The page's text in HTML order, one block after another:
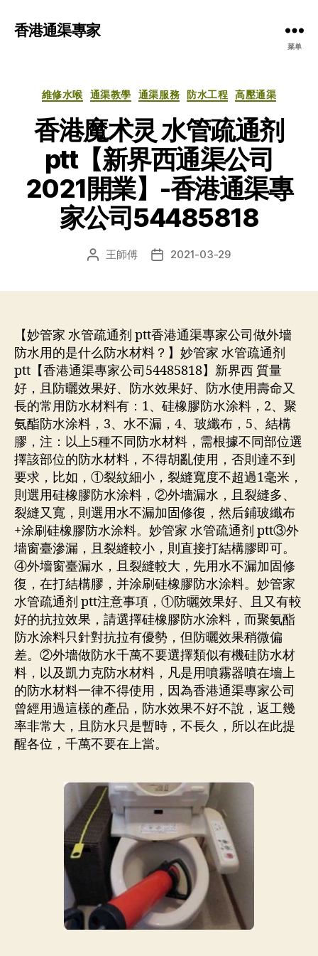
香港通渠專家
菜单
分
維修水喉 通渠教學 通渠服務 防水工程 高壓通渠
香港魔术灵 水管疏通剂
ptt【新界西通渠公司
2021開業】-香港通渠專
家公司54485818
文 王師傅
发 2021-03-29
【妙管家 水管疏通剂 ptt香港通渠專家公司做外墻
防水用的是什么防水材料？】妙管家 水管疏通剂
ptt【香港通渠專家公司54485818】新界西 質量
好，且防曬效果好、防水效果好、防水使用壽命又
長的常用防水材料有：1、硅橡膠防水涂料，2、聚
氨酯防水涂料，3、水不漏，4、玻纖布，5、結構
膠，注：以上5種不同防水材料，需根據不同部位選
擇該部位的防水材料，不得胡亂使用，否則達不到
要求，比如，①裂紋細小，裂縫寬度不超過1毫米，
則選用硅橡膠防水涂料，②外墻漏水，且裂縫多、
裂縫又寬，則選用水不漏加固修復，然后鋪玻纖布
+涂刷硅橡膠防水涂料。妙管家 水管疏通剂 ptt③外
墻窗臺滲漏，且裂縫較小，則直接打結構膠即可。
④外墻窗臺漏水，且裂縫較大，先用水不漏加固修
復，在打結構膠，并涂刷硅橡膠防水涂料。妙管家
水管疏通剂 ptt注意事項，①防曬效果好、且又有較
好的抗拉效果，請選擇硅橡膠防水涂料，而聚氨酯
防水涂料只針對抗拉有優勢，但防曬效果稍微偏
差。②外墻做防水千萬不要選擇類似有機硅防水材
料，以及凱力克防水材料，凡是用噴霧器噴在墻上
的防水材料一律不得使用，因為香港通渠專家公司
曾經用過這樣的產品，防水效果不好不說，返工幾
率非常大，且防水只是暫時，不長久，所以在此提
醒各位，千萬不要在上當。